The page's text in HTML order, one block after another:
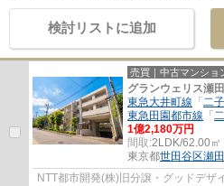
検討リストに追加
売買｜中古マンショ
グランウェリス瀬田
東急大井町線 「 二
東急田園都市線 「
1億2,180万円
間取:2LDK/62.00㎡
東京都世田谷区瀬田
NTT都市開発(株)旧分譲・グッドデザ